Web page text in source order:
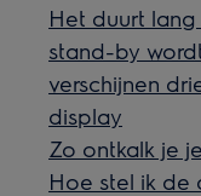
Het duurt
stand-by
verschijnen
display
Zo ontkalk je
Hoe stel ik de